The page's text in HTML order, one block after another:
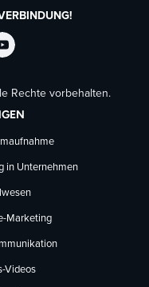
TechSmith
auf
YouTube
Rechte vorbehalten.
in Unternehmen
Marketing
Videos